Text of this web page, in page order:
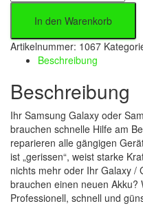
In den Warenkorb
Artikelnummer: 1067
Beschreibung
Beschreibung
Ihr Samsung Galaxy oder
brauchen schnelle Hilfe am
reparieren alle gängigen
ist „gerissen“, weist starke
nichts mehr oder Ihr Galaxy /
brauchen einen neuen
Professionell, schnell und